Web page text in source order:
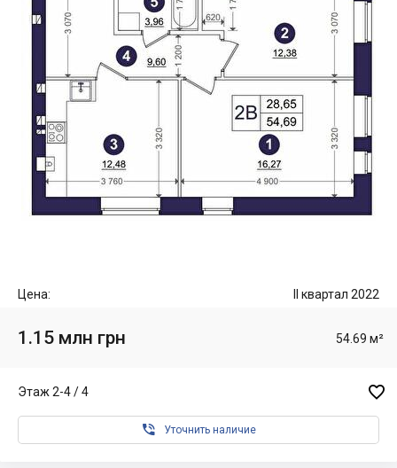
Цена: II квартал 2022
1.15 млн грн 54.69 м²
Этаж 2-4 / 4 
 Уточнить наличие